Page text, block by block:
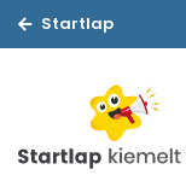
Startlap